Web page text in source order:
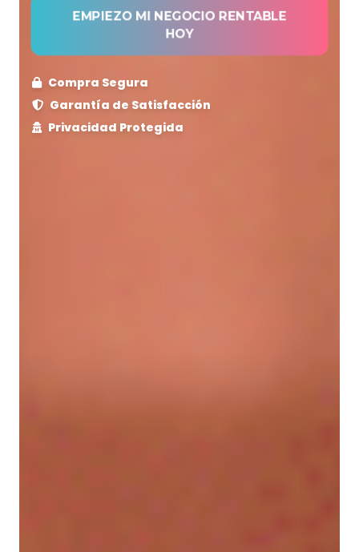
EMPIEZO MI NEGOCIO RENTABLE
HOY
Compra Segura
Garantía de Satisfacción
Privacidad Protegida